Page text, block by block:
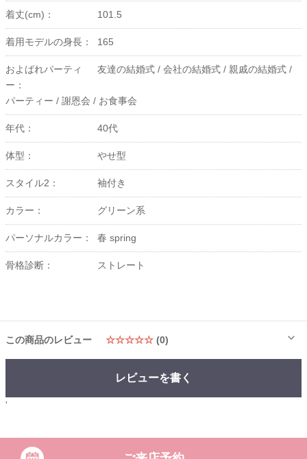
着丈(cm)： 101.5
着用モデルの身長： 165
およばれパーティ
ー：
友達の結婚式 / 会社の結婚式 / 親戚の結婚式 /
パーティー / 謝恩会 / お食事会
年代： 40代
体型： やせ型
スタイル2： 袖付き
カラー： グリーン系
パーソナルカラー： 春 spring
骨格診断： ストレート
この商品のレビュー ☆☆☆☆☆ (0)
レビューを書く
'